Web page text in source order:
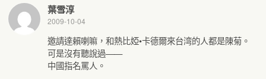
葉雪淳
2009-10-04
邀請達賴喇嘛，和熱比婭•卡德爾來台湾的人都是陳菊。
可是沒有聽說過——
中國指名罵人。